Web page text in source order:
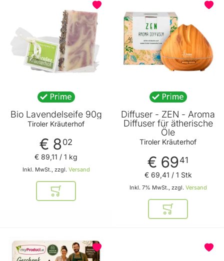
Bio Lavendelseife 90g
Tiroler Kräuterhof
€ 802
Inkl. MwSt., zzgl. Versand
€ 89,11 / 1 kg
In den Warenkorb
Diffuser - ZEN - Aroma
Diffuser für ätherische
Öle
Tiroler Kräuterhof
€ 6941
Inkl. 7% MwSt., zzgl. Versand
€ 69,41 / 1 Stk
In den
BELIEBT